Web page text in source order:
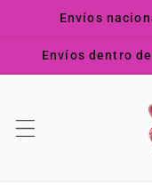
directamente
Envíos
Envíos dentro